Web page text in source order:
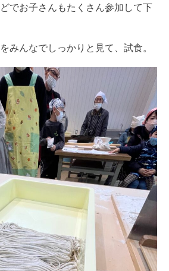
でお子さんもたくさん参加して下
みんなでしっかりと見て、試食。